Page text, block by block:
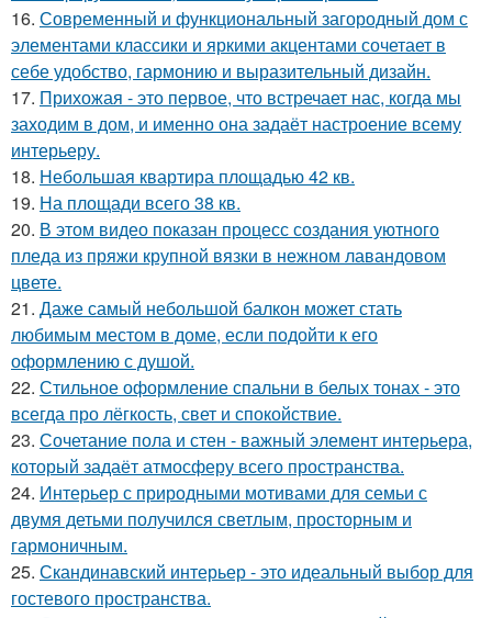
16. Современный и функциональный загородный дом с
элементами классики и яркими акцентами сочетает в
себе удобство, гармонию и выразительный дизайн.
17. Прихожая - это первое, что встречает нас, когда мы
заходим в дом, и именно она задаёт настроение всему
интерьеру.
18. Небольшая квартира площадью 42 кв.
19. На площади всего 38 кв.
20. В этом видео показан процесс создания уютного
пледа из пряжи крупной вязки в нежном лавандовом
цвете.
21. Даже самый небольшой балкон может стать
любимым местом в доме, если подойти к его
оформлению с душой.
22. Стильное оформление спальни в белых тонах - это
всегда про лёгкость, свет и спокойствие.
23. Сочетание пола и стен - важный элемент интерьера,
который задаёт атмосферу всего пространства.
24. Интерьер с природными мотивами для семьи с
двумя детьми получился светлым, просторным и
гармоничным.
25. Скандинавский интерьер - это идеальный выбор для
гостевого пространства.